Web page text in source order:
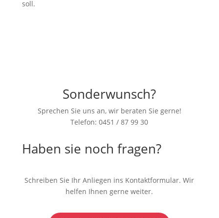
soll.
Sonderwunsch?
Sprechen Sie uns an, wir beraten Sie gerne!
Telefon: 0451 / 87 99 30
Haben sie noch fragen?
Schreiben Sie Ihr Anliegen ins Kontaktformular. Wir
helfen Ihnen gerne weiter.